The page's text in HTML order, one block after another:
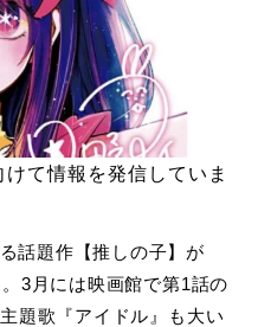
て情報を発信していま
話題作【推しの子】が
3月には映画館で第1話の
題歌『アイドル』も大い